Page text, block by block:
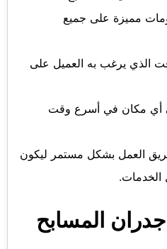
مميزة على جميع
الذي يرغب به العميل على
أي مكان في أسرع وقت
العمل بشكل مستمر ليكون
المسابح